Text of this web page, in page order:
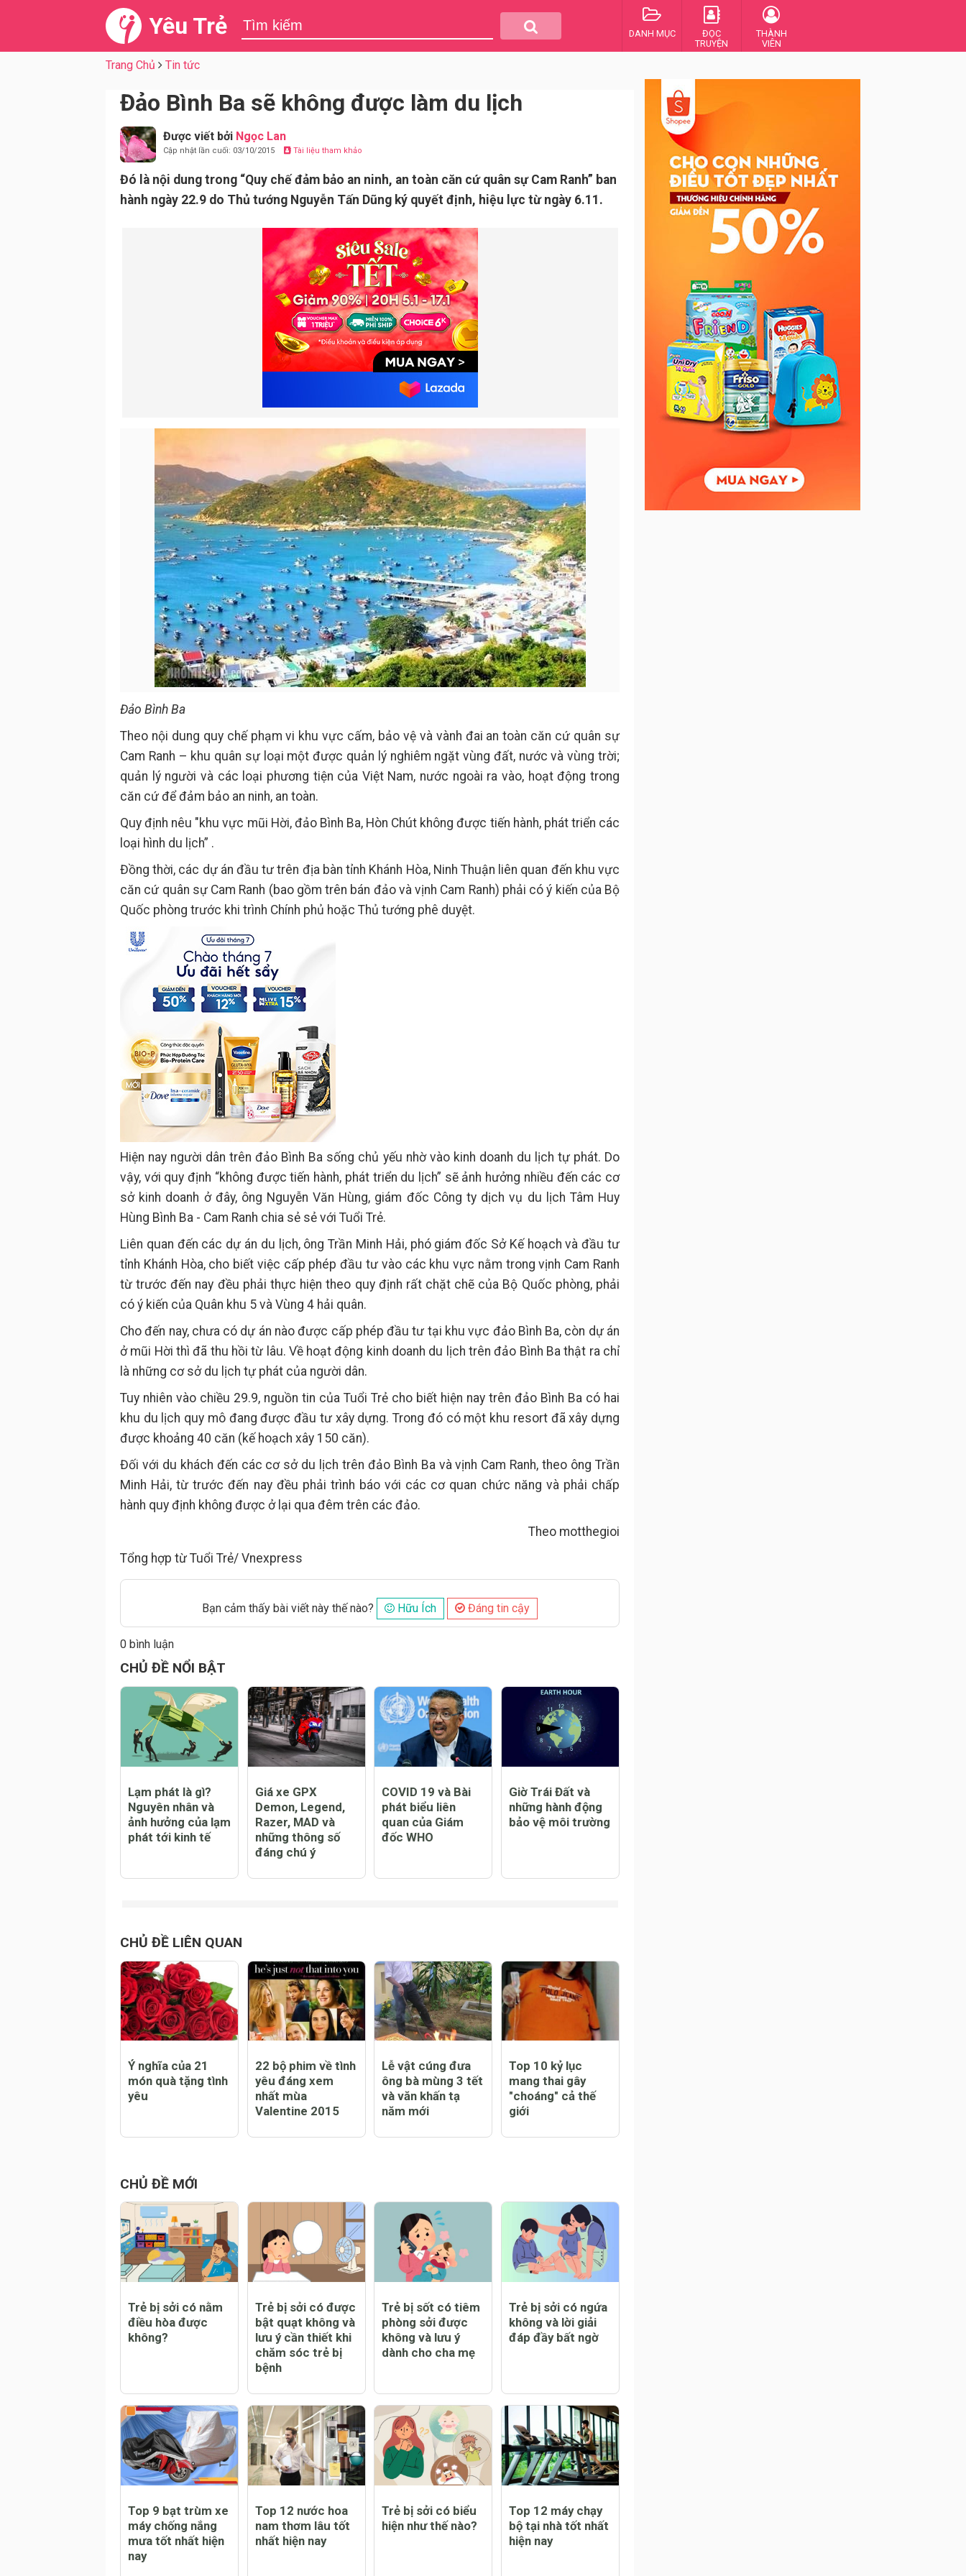
Yêu Trẻ DANH MỤC
ĐỌC
TRUYỆN
THÀNH
VIÊN
Trang Chủ Tin tức
Đảo Bình Ba sẽ không được làm du lịch
Được viết bởi Ngọc Lan
Cập nhật lần cuối: 03/10/2015 Tài liệu tham khảo
Đó là nội dung trong “Quy chế đảm bảo an ninh, an toàn căn cứ quân sự Cam Ranh” ban
hành ngày 22.9 do Thủ tướng Nguyễn Tấn Dũng ký quyết định, hiệu lực từ ngày 6.11.
Đảo Bình Ba
Theo nội dung quy chế phạm vi khu vực cấm, bảo vệ và vành đai an toàn căn cứ quân sự
Cam Ranh – khu quân sự loại một được quản lý nghiêm ngặt vùng đất, nước và vùng trời;
quản lý người và các loại phương tiện của Việt Nam, nước ngoài ra vào, hoạt động trong
căn cứ để đảm bảo an ninh, an toàn.
Quy định nêu "khu vực mũi Hời, đảo Bình Ba, Hòn Chút không được tiến hành, phát triển các
loại hình du lịch” .
Đồng thời, các dự án đầu tư trên địa bàn tỉnh Khánh Hòa, Ninh Thuận liên quan đến khu vực
căn cứ quân sự Cam Ranh (bao gồm trên bán đảo và vịnh Cam Ranh) phải có ý kiến của Bộ
Quốc phòng trước khi trình Chính phủ hoặc Thủ tướng phê duyệt.
Hiện nay người dân trên đảo Bình Ba sống chủ yếu nhờ vào kinh doanh du lịch tự phát. Do
vậy, với quy định “không được tiến hành, phát triển du lịch” sẽ ảnh hưởng nhiều đến các cơ
sở kinh doanh ở đây, ông Nguyễn Văn Hùng, giám đốc Công ty dịch vụ du lịch Tâm Huy
Hùng Bình Ba - Cam Ranh chia sẻ sẻ với Tuổi Trẻ.
Liên quan đến các dự án du lịch, ông Trần Minh Hải, phó giám đốc Sở Kế hoạch và đầu tư
tỉnh Khánh Hòa, cho biết việc cấp phép đầu tư vào các khu vực nằm trong vịnh Cam Ranh
từ trước đến nay đều phải thực hiện theo quy định rất chặt chẽ của Bộ Quốc phòng, phải
có ý kiến của Quân khu 5 và Vùng 4 hải quân.
Cho đến nay, chưa có dự án nào được cấp phép đầu tư tại khu vực đảo Bình Ba, còn dự án
ở mũi Hời thì đã thu hồi từ lâu. Về hoạt động kinh doanh du lịch trên đảo Bình Ba thật ra chỉ
là những cơ sở du lịch tự phát của người dân.
Tuy nhiên vào chiều 29.9, nguồn tin của Tuổi Trẻ cho biết hiện nay trên đảo Bình Ba có hai
khu du lịch quy mô đang được đầu tư xây dựng. Trong đó có một khu resort đã xây dựng
được khoảng 40 căn (kế hoạch xây 150 căn).
Đối với du khách đến các cơ sở du lịch trên đảo Bình Ba và vịnh Cam Ranh, theo ông Trần
Minh Hải, từ trước đến nay đều phải trình báo với các cơ quan chức năng và phải chấp
hành quy định không được ở lại qua đêm trên các đảo.
Theo motthegioi
Tổng hợp từ Tuổi Trẻ/ Vnexpress
Bạn cảm thấy bài viết này thế nào? Hữu Ích Đáng tin cậy
0 bình luận
Đăng
phát tới kinh tế
đáng chú ý
Ý nghĩa của 21
món quà tặng tình
yêu
nhất mùa
Valentine 2015
và văn khấn tạ
năm mới
"choáng" cả thế
giới
Trẻ bị sởi có nằm
điều hòa được
không?
Trẻ bị sởi có được
bật quạt không và
lưu ý cần thiết khi
chăm sóc trẻ bị
bệnh
Trẻ bị sốt có tiêm
phòng sởi được
không và lưu ý
dành cho cha mẹ
Trẻ bị sởi có ngứa
không và lời giải
đáp đầy bất ngờ